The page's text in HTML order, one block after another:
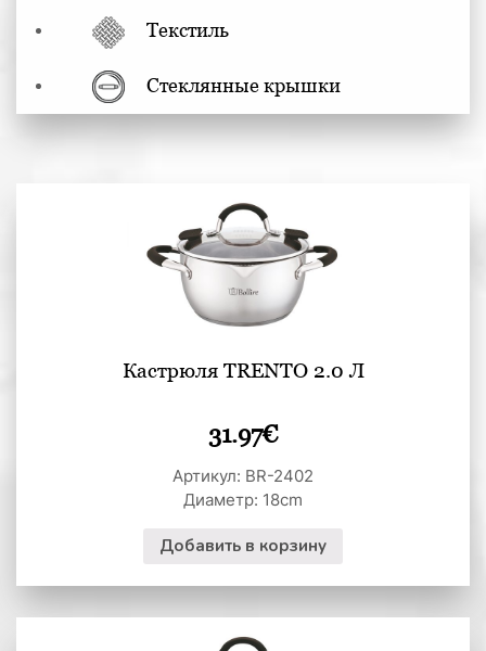
Текстиль
Стеклянные крышки
Кастрюля TRENTO 2.0 Л
31.97€
Артикул: BR-2402
Диаметр: 18cm
Добавить в корзину